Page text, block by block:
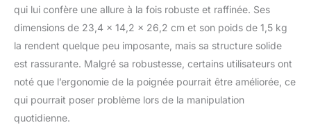
sécurité élevé grâce à la
protection contre le
fonctionnement à sec et
à la surchauffe, à l'arrêt
automatique de la
cuisson et au
verrouillage du couvercle
Élément chauffant en
qui lui confère une allure à la fois robuste et raffinée. Ses
dimensions de 23,4 x 14,2 x 26,2 cm et son poids de 1,5 kg
la rendent quelque peu imposante, mais sa structure solide
est rassurante. Malgré sa robustesse, certains utilisateurs ont
noté que l’ergonomie de la poignée pourrait être améliorée, ce
qui pourrait poser problème lors de la manipulation
quotidienne.